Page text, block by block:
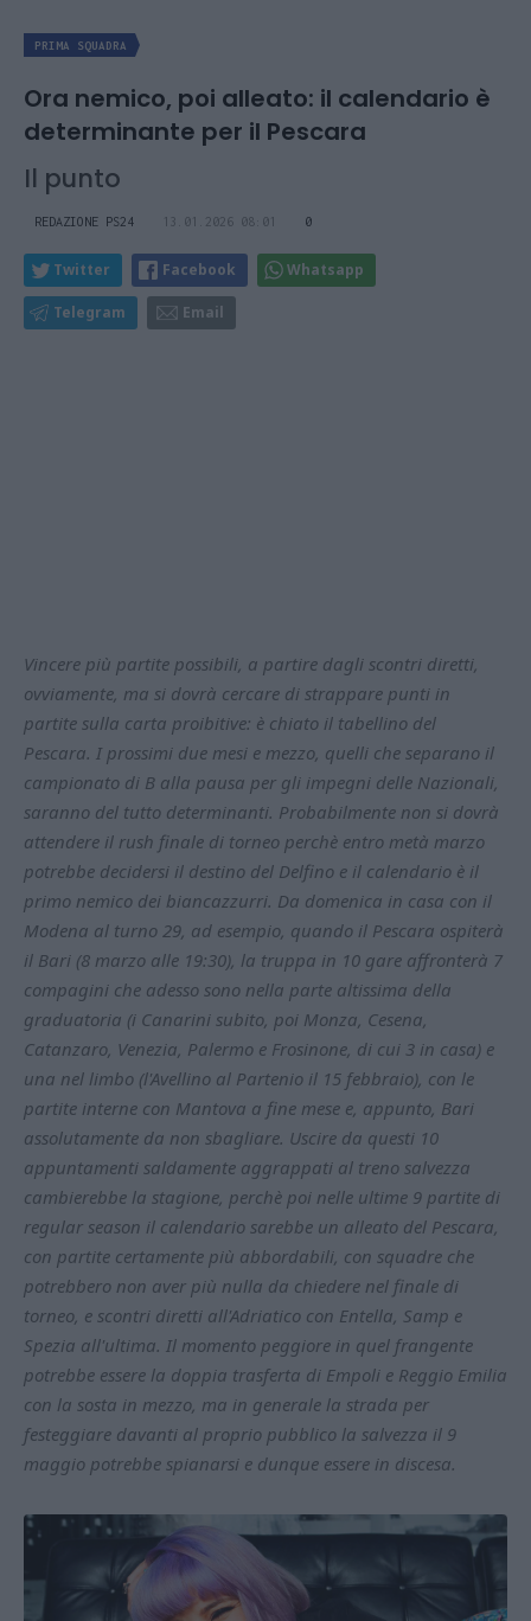
PRIMA SQUADRA
Ora nemico, poi alleato: il calendario è
determinante per il Pescara
Il punto
REDAZIONE PS24 13.01.2026 08:01 0
Twitter Facebook Whatsapp
Telegram Email
Vincere più partite possibili, a partire dagli scontri diretti,
ovviamente, ma si dovrà cercare di strappare punti in
partite sulla carta proibitive: è chiato il tabellino del
Pescara. I prossimi due mesi e mezzo, quelli che separano il
campionato di B alla pausa per gli impegni delle Nazionali,
saranno del tutto determinanti. Probabilmente non si dovrà
attendere il rush finale di torneo perchè entro metà marzo
potrebbe decidersi il destino del Delfino e il calendario è il
primo nemico dei biancazzurri. Da domenica in casa con il
Modena al turno 29, ad esempio, quando il Pescara ospiterà
il Bari (8 marzo alle 19:30), la truppa in 10 gare affronterà 7
compagini che adesso sono nella parte altissima della
graduatoria (i Canarini subito, poi Monza, Cesena,
Catanzaro, Venezia, Palermo e Frosinone, di cui 3 in casa) e
una nel limbo (l'Avellino al Partenio il 15 febbraio), con le
partite interne con Mantova a fine mese e, appunto, Bari
assolutamente da non sbagliare. Uscire da questi 10
appuntamenti saldamente aggrappati al treno salvezza
cambierebbe la stagione, perchè poi nelle ultime 9 partite di
regular season il calendario sarebbe un alleato del Pescara,
con partite certamente più abbordabili, con squadre che
potrebbero non aver più nulla da chiedere nel finale di
torneo, e scontri diretti all'Adriatico con Entella, Samp e
Spezia all'ultima. Il momento peggiore in quel frangente
potrebbe essere la doppia trasferta di Empoli e Reggio Emilia
con la sosta in mezzo, ma in generale la strada per
festeggiare davanti al proprio pubblico la salvezza il 9
maggio potrebbe spianarsi e dunque essere in discesa.